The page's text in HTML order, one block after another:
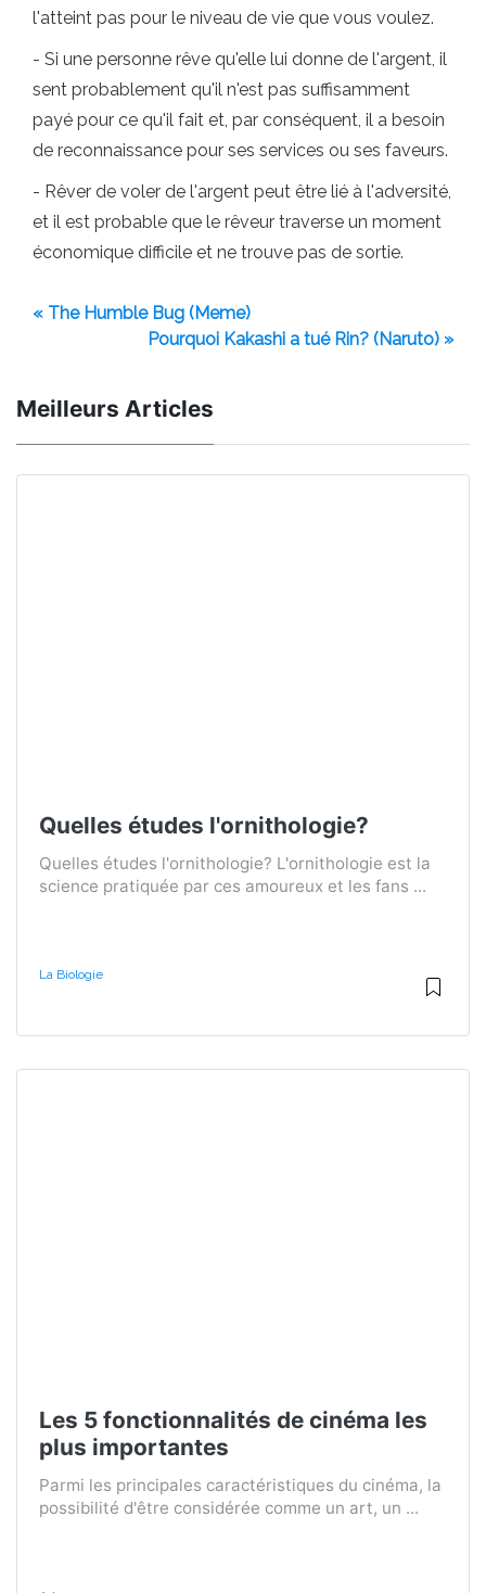
l'atteint pas pour le niveau de vie que vous voulez.
- Si une personne rêve qu'elle lui donne de l'argent, il
sent probablement qu'il n'est pas suffisamment
payé pour ce qu'il fait et, par conséquent, il a besoin
de reconnaissance pour ses services ou ses faveurs.
- Rêver de voler de l'argent peut être lié à l'adversité,
et il est probable que le rêveur traverse un moment
économique difficile et ne trouve pas de sortie.
« The Humble Bug (Meme)
Pourquoi Kakashi a tué Rin? (Naruto) »
Meilleurs Articles
Quelles études l'ornithologie?
Quelles études l'ornithologie? L'ornithologie est la
science pratiquée par ces amoureux et les fans ...
La Biologie
Les 5 fonctionnalités de cinéma les
plus importantes
Parmi les principales caractéristiques du cinéma, la
possibilité d'être considérée comme un art, un ...